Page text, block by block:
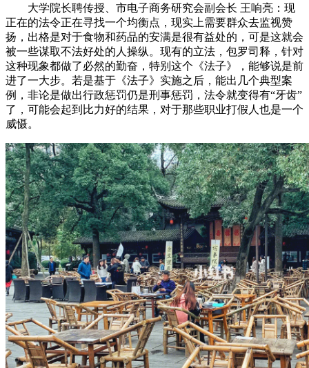
大学院长聘传授、市电子商务研究会副会长 王响亮：现
正在的法令正在寻找一个均衡点，现实上需要群众去监视赞
扬，出格是对于食物和药品的安满是很有益处的，可是这就会
被一些谋取不法好处的人操纵。现有的立法，包罗司释，针对
这种现象都做了必然的勤奋，特别这个《法子》，能够说是前
进了一大步。若是基于《法子》实施之后，能出几个典型案
例，非论是做出行政惩罚仍是刑事惩罚，法令就变得有“牙齿”
了，可能会起到比力好的结果，对于那些职业打假人也是一个
威慑。